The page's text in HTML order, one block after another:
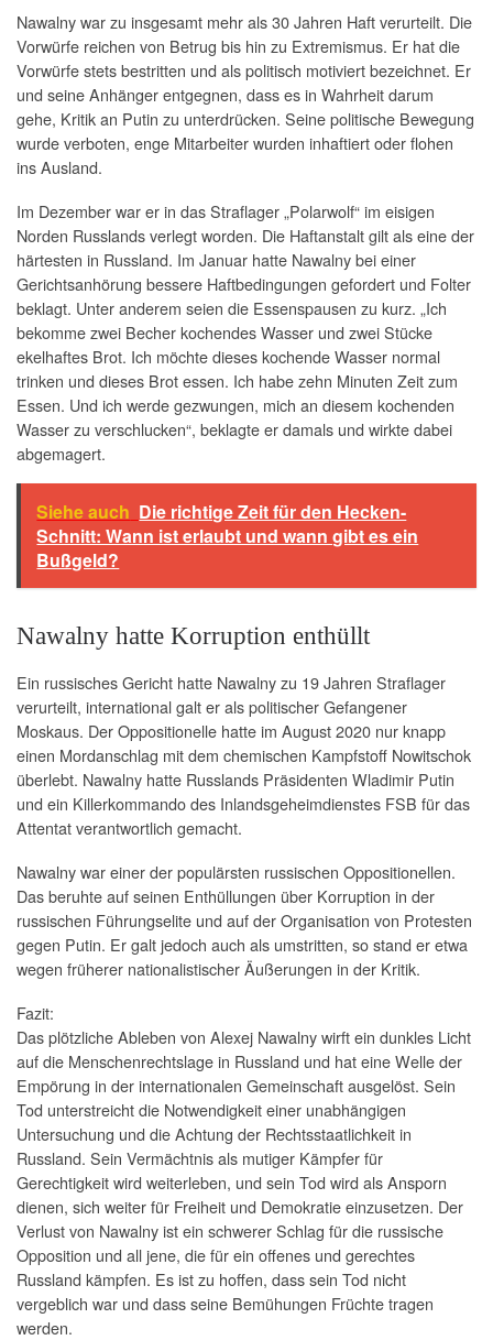
Nawalny war zu insgesamt mehr als 30 Jahren Haft verurteilt. Die
Vorwürfe reichen von Betrug bis hin zu Extremismus. Er hat die
Vorwürfe stets bestritten und als politisch motiviert bezeichnet. Er
und seine Anhänger entgegnen, dass es in Wahrheit darum
gehe, Kritik an Putin zu unterdrücken. Seine politische Bewegung
wurde verboten, enge Mitarbeiter wurden inhaftiert oder flohen
ins Ausland.
Im Dezember war er in das Straflager „Polarwolf“ im eisigen
Norden Russlands verlegt worden. Die Haftanstalt gilt als eine der
härtesten in Russland. Im Januar hatte Nawalny bei einer
Gerichtsanhörung bessere Haftbedingungen gefordert und Folter
beklagt. Unter anderem seien die Essenspausen zu kurz. „Ich
bekomme zwei Becher kochendes Wasser und zwei Stücke
ekelhaftes Brot. Ich möchte dieses kochende Wasser normal
trinken und dieses Brot essen. Ich habe zehn Minuten Zeit zum
Essen. Und ich werde gezwungen, mich an diesem kochenden
Wasser zu verschlucken“, beklagte er damals und wirkte dabei
abgemagert.
Siehe auch Die richtige Zeit für den Hecken-
Schnitt: Wann ist erlaubt und wann gibt es ein
Bußgeld?
Nawalny hatte Korruption enthüllt
Ein russisches Gericht hatte Nawalny zu 19 Jahren Straflager
verurteilt, international galt er als politischer Gefangener
Moskaus. Der Oppositionelle hatte im August 2020 nur knapp
einen Mordanschlag mit dem chemischen Kampfstoff Nowitschok
überlebt. Nawalny hatte Russlands Präsidenten Wladimir Putin
und ein Killerkommando des Inlandsgeheimdienstes FSB für das
Attentat verantwortlich gemacht.
Nawalny war einer der populärsten russischen Oppositionellen.
Das beruhte auf seinen Enthüllungen über Korruption in der
russischen Führungselite und auf der Organisation von Protesten
gegen Putin. Er galt jedoch auch als umstritten, so stand er etwa
wegen früherer nationalistischer Äußerungen in der Kritik.
Fazit:
Das plötzliche Ableben von Alexej Nawalny wirft ein dunkles Licht
auf die Menschenrechtslage in Russland und hat eine Welle der
Empörung in der internationalen Gemeinschaft ausgelöst. Sein
Tod unterstreicht die Notwendigkeit einer unabhängigen
Untersuchung und die Achtung der Rechtsstaatlichkeit in
Russland. Sein Vermächtnis als mutiger Kämpfer für
Gerechtigkeit wird weiterleben, und sein Tod wird als Ansporn
dienen, sich weiter für Freiheit und Demokratie einzusetzen. Der
Verlust von Nawalny ist ein schwerer Schlag für die russische
Opposition und all jene, die für ein offenes und gerechtes
Russland kämpfen. Es ist zu hoffen, dass sein Tod nicht
vergeblich war und dass seine Bemühungen Früchte tragen
werden.